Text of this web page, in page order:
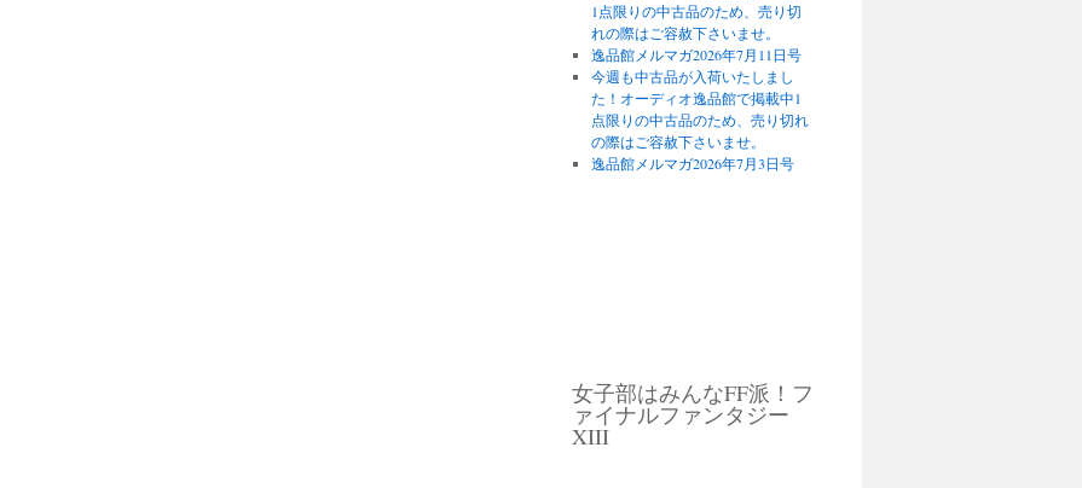
1点限りの中古品のため、売り切
れの際はご容赦下さいませ。
逸品館メルマガ2026年7月11日号
今週も中古品が入荷いたしまし
た！オーディオ逸品館で掲載中1
点限りの中古品のため、売り切れ
の際はご容赦下さいませ。
逸品館メルマガ2026年7月3日号
女子部はみんなFF派！フ
ァイナルファンタジー
XIII